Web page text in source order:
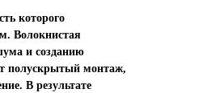
которого
Волокнистая
и созданию
полускрытый монтаж,
В результате